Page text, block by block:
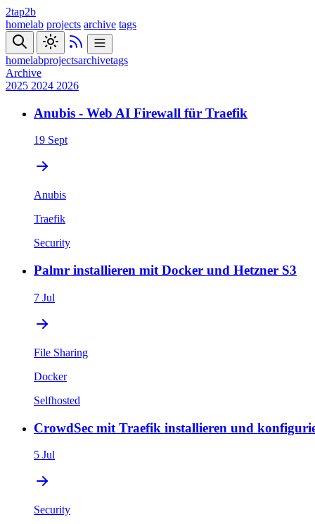
2tap2b
homelab projects archive tags
homelabprojectsarchivetags
Archive
2025 2024 2026
Anubis - Web AI Firewall für Traefik
19 Sept
Anubis
Traefik
Security
Palmr installieren mit Docker und Hetzner S3
7 Jul
File Sharing
Docker
Selfhosted
CrowdSec mit Traefik installieren und
5 Jul
Security